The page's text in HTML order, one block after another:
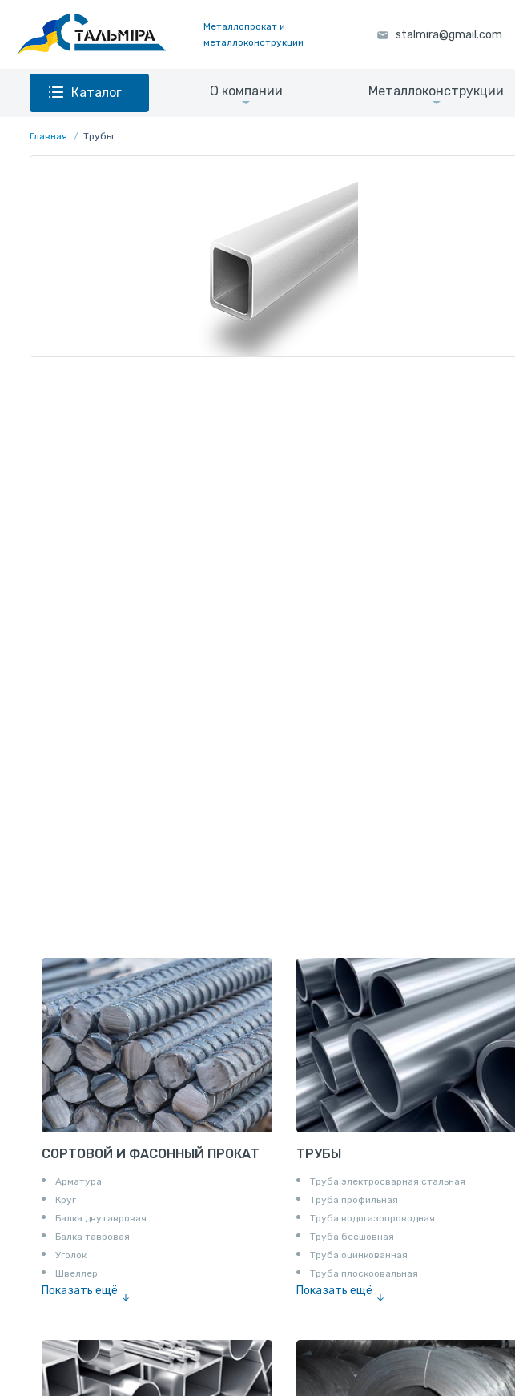
Металлопрокат и
металлоконструкции
Каталог О компании Металлоконструкции
Главная Трубы
СОРТОВОЙ И ФАСОННЫЙ ПРОКАТ
Арматура
Круг
Балка двутавровая
Балка тавровая
Уголок
Швеллер
Показать ещё
Катанка
Шестигранник
Полособульб
ТРУБЫ
Труба электросварная стальная
Труба профильная
Труба водогазопроводная
Труба бесшовная
Труба оцинкованная
Труба плоскоовальная
Показать ещё